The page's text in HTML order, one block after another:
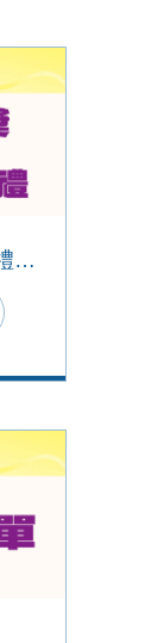
2026實習博覽會 抽獎&好禮活動